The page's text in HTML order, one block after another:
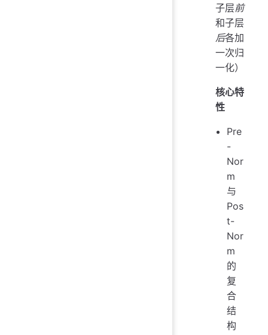
子层前
和子层
后各加
一次归
一化）
核心特
性
Pre
-
Nor
m
与
Pos
t-
Nor
m
的
复
合
结
构